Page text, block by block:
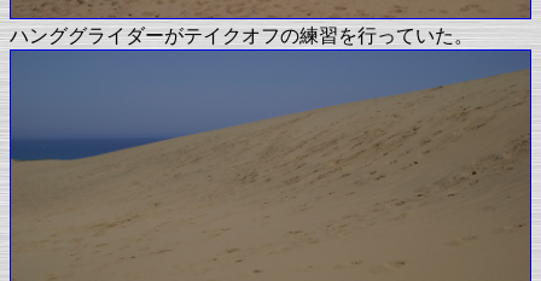
ハンググライダーがテイクオフの練習を行っていた。